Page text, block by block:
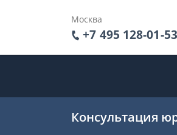
Москва
+7 495 128-01-53
Консультация